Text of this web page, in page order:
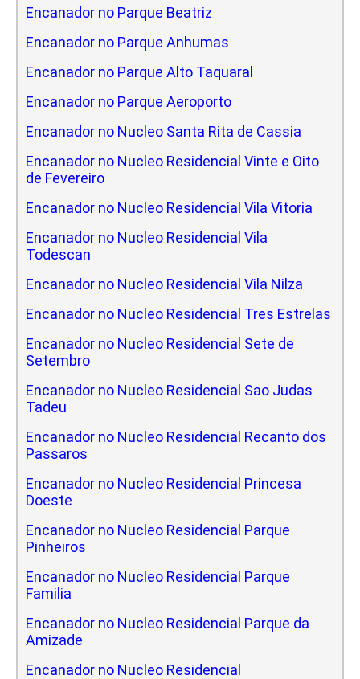
Encanador no Parque Beatriz
Encanador no Parque Anhumas
Encanador no Parque Alto Taquaral
Encanador no Parque Aeroporto
Encanador no Nucleo Santa Rita de Cassia
Encanador no Nucleo Residencial Vinte e Oito
de Fevereiro
Encanador no Nucleo Residencial Vila Vitoria
Encanador no Nucleo Residencial Vila
Todescan
Encanador no Nucleo Residencial Vila Nilza
Encanador no Nucleo Residencial Tres Estrelas
Encanador no Nucleo Residencial Sete de
Setembro
Encanador no Nucleo Residencial Sao Judas
Tadeu
Encanador no Nucleo Residencial Recanto dos
Passaros
Encanador no Nucleo Residencial Princesa
Doeste
Encanador no Nucleo Residencial Parque
Pinheiros
Encanador no Nucleo Residencial Parque
Familia
Encanador no Nucleo Residencial Parque da
Amizade
Encanador no Nucleo Residencial